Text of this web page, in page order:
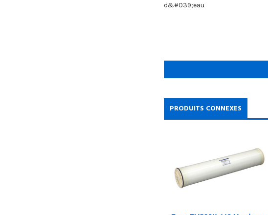
d&#039;eau
PRODUITS CONNEXES